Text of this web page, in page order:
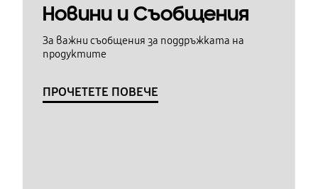
Новини и Съобщения
За важни съобщения за поддръжката на
продуктите
ПРОЧЕТЕТЕ ПОВЕЧЕ